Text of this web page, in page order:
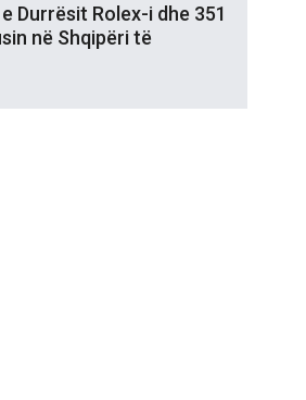
Durrësit Rolex-i dhe 351
në Shqipëri të